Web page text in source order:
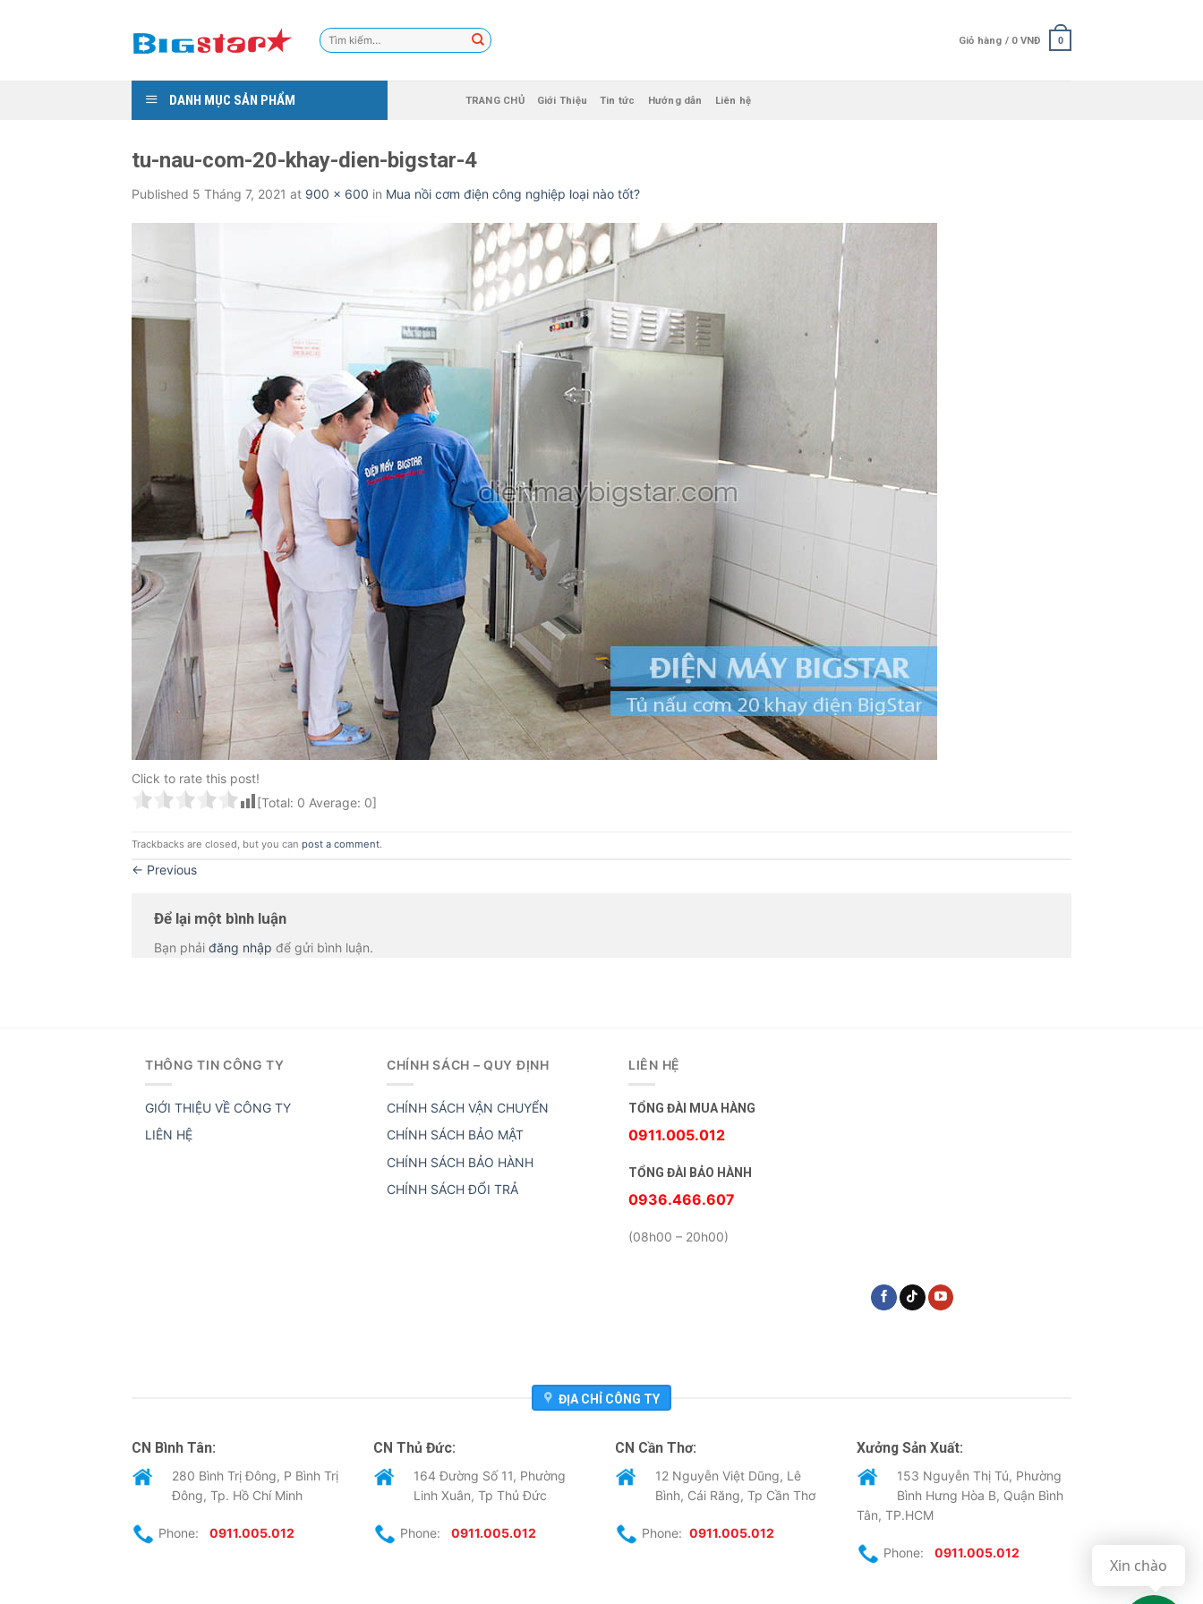
Tìm
kiếm:
Giỏ hàng / 0 VNĐ 0
DANH MỤC SẢN PHẨM TRANG CHỦ Giới Thiệu Tin tức Hướng dẫn Liên hệ
tu-nau-com-20-khay-dien-bigstar-4
Published 5 Tháng 7, 2021 at 900 × 600 in Mua nồi cơm điện công nghiệp loại nào tốt?
Click to rate this post!
[Total: 0 Average: 0]
Trackbacks are closed, but you can post a comment.
← Previous
Để lại một bình luận
Bạn phải đăng nhập để gửi bình luận.
THÔNG TIN CÔNG TY
GIỚI THIỆU VỀ CÔNG TY
LIÊN HỆ
CHÍNH SÁCH – QUY ĐỊNH
CHÍNH SÁCH VẬN CHUYỂN
CHÍNH SÁCH BẢO MẬT
CHÍNH SÁCH BẢO HÀNH
CHÍNH SÁCH ĐỔI TRẢ
LIÊN HỆ
TỔNG ĐÀI MUA HÀNG
0911.005.012
TỔNG ĐÀI BẢO HÀNH
0936.466.607
(08h00 – 20h00)
ĐỊA CHỈ CÔNG TY
CN Bình Tân:
280 Bình Trị Đông, P Bình Trị
Đông, Tp. Hồ Chí Minh
Phone: 0911.005.012
CN Thủ Đức:
164 Đường Số 11, Phường
Linh Xuân, Tp Thủ Đức
Phone: 0911.005.012
CN Cần Thơ:
12 Nguyễn Việt Dũng, Lê
Bình, Cái Răng, Tp Cần Thơ
Phone: 0911.005.012
Xưởng Sản Xuất:
153 Nguyễn Thị Tú, Phường
Bình Hưng Hòa B, Quận Bình
Tân, TP.HCM
Phone: 0911.005.012
Xin chào